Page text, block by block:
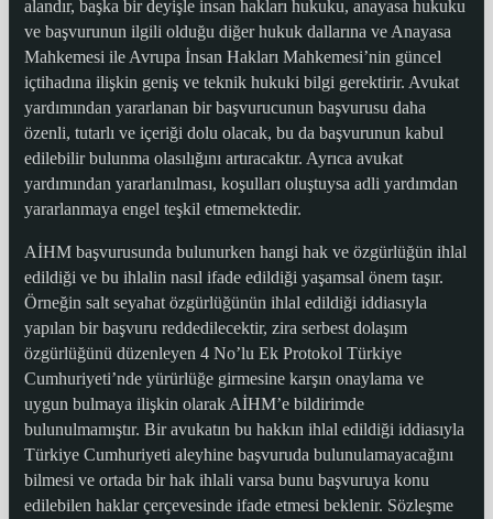
alandır, başka bir deyişle insan hakları hukuku, anayasa hukuku
ve başvurunun ilgili olduğu diğer hukuk dallarına ve Anayasa
Mahkemesi ile Avrupa İnsan Hakları Mahkemesi’nin güncel
içtihadına ilişkin geniş ve teknik hukuki bilgi gerektirir. Avukat
yardımından yararlanan bir başvurucunun başvurusu daha
özenli, tutarlı ve içeriği dolu olacak, bu da başvurunun kabul
edilebilir bulunma olasılığını artıracaktır. Ayrıca avukat
yardımından yararlanılması, koşulları oluştuysa adli yardımdan
yararlanmaya engel teşkil etmemektedir.
AİHM başvurusunda bulunurken hangi hak ve özgürlüğün ihlal
edildiği ve bu ihlalin nasıl ifade edildiği yaşamsal önem taşır.
Örneğin salt seyahat özgürlüğünün ihlal edildiği iddiasıyla
yapılan bir başvuru reddedilecektir, zira serbest dolaşım
özgürlüğünü düzenleyen 4 No’lu Ek Protokol Türkiye
Cumhuriyeti’nde yürürlüğe girmesine karşın onaylama ve
uygun bulmaya ilişkin olarak AİHM’e bildirimde
bulunulmamıştır. Bir avukatın bu hakkın ihlal edildiği iddiasıyla
Türkiye Cumhuriyeti aleyhine başvuruda bulunulamayacağını
bilmesi ve ortada bir hak ihlali varsa bunu başvuruya konu
edilebilen haklar çerçevesinde ifade etmesi beklenir. Sözleşme